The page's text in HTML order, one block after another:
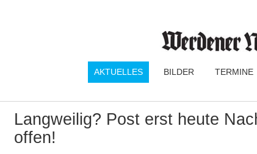
AKTUELLES BILDER TERMINE
Langweilig? Post erst heute
offen!